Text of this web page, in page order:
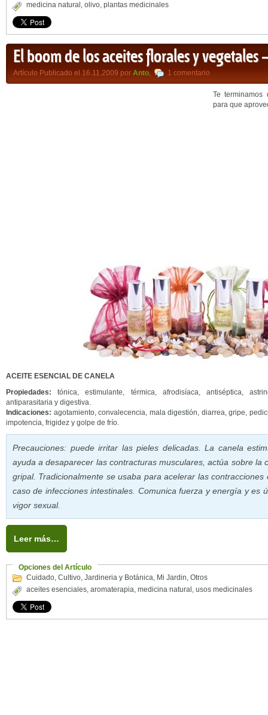
medicina natural , olivo, plantas medicinales
El boom de los aceites florales y vegetales
Artículo Publicado el 16.11.2009 por Anto, 1 comentario
Te terminamos
para que
ACEITE ESENCIAL DE CANELA
Propiedades: tónica, estimulante, térmica, afrodisíaca, antiséptica,
antiparasitaria y digestiva.
Indicaciones: agotamiento, convalecencia, mala digestión, diarrea, gripe,
impotencia, frigidez y golpe de frío.
Precauciones: puede irritar las pieles delicadas. La canela
ayuda a desaparecer las contracturas musculares, actúa sobre la
gripal. Tradicionalmente se usaba para acelerar las
caso de infecciones intestinales. Comunica fuerza y energía y es
vigor sexual.
Leer más…
Opciones del Artículo
Cuidado, Cultivo, Jardineria y Botánica, Mi Jardin, Otros
aceites esenciales, aromaterapia, medicina natural , usos medicinales